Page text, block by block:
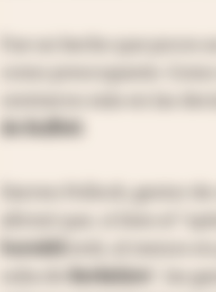
Darren Pollock, gestor
bursátil
Berkshire